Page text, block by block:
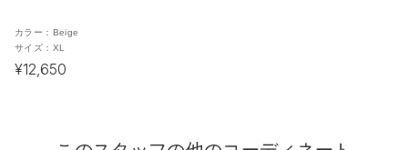
カラー： Beige
サイズ： XL
¥12,650